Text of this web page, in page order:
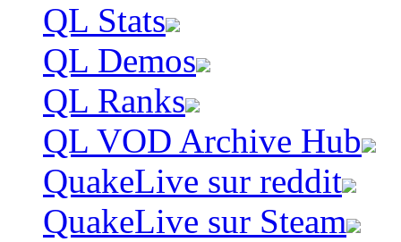
QL Stats
QL Demos
QL Ranks
QL VOD Archive Hub
QuakeLive sur reddit
QuakeLive sur Steam